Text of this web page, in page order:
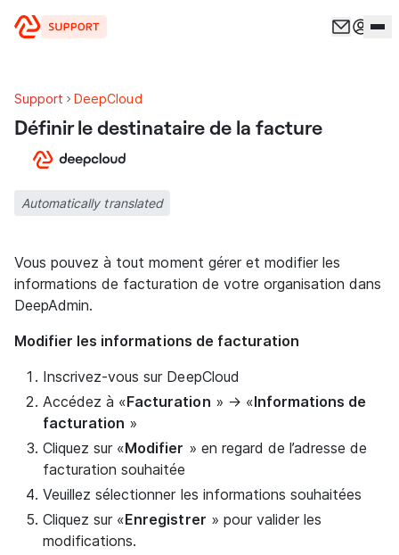
Support DeepCloud
Définir le destinataire de la facture
Automatically translated
Vous pouvez à tout moment gérer et modifier les
informations de facturation de votre organisation dans
DeepAdmin.
Modifier les informations de facturation
Inscrivez-vous sur DeepCloud
Accédez à «Facturation » → «Informations de
facturation »
Cliquez sur «Modifier » en regard de l’adresse de
facturation souhaitée
Veuillez sélectionner les informations souhaitées
Cliquez sur «Enregistrer » pour valider les
modifications.